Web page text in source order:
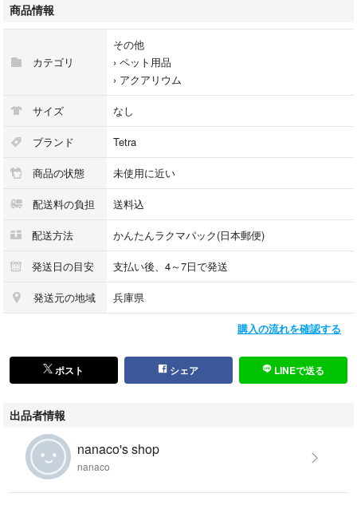
#ペット用品
商品情報
カテゴリ
その他
› ペット用品
› アクアリウム
サイズ なし
ブランド Tetra
商品の状態 未使用に近い
配送料の負担 送料込
配送方法 かんたんラクマパック(日本郵便)
発送日の目安 支払い後、4～7日で発送
発送元の地域 兵庫県
購入の流れを確認する
ポスト シェア LINEで送る
出品者情報
nanaco's shop
nanaco